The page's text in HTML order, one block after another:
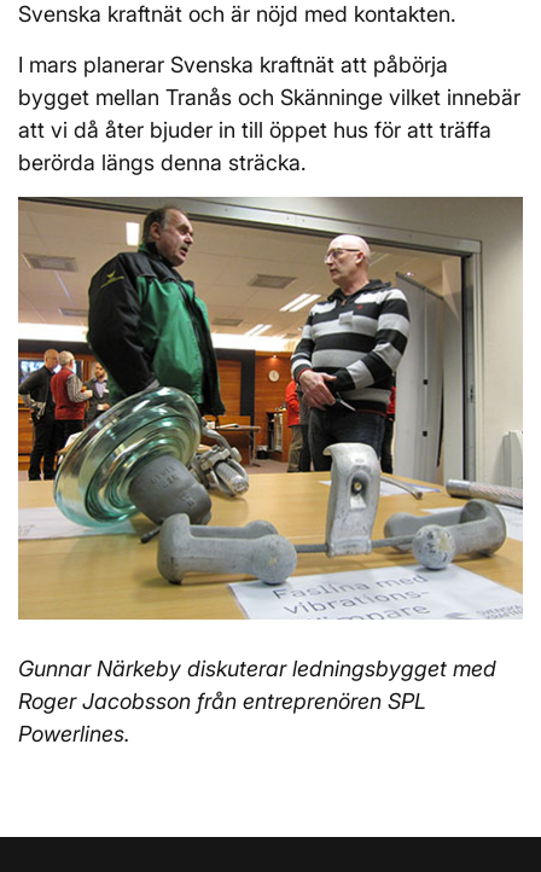
Svenska kraftnät och är nöjd med kontakten.
I mars planerar Svenska kraftnät att påbörja
bygget mellan Tranås och Skänninge vilket innebär
att vi då åter bjuder in till öppet hus för att träffa
berörda längs denna sträcka.
Gunnar Närkeby diskuterar ledningsbygget med
Roger Jacobsson från entreprenören SPL
Powerlines.